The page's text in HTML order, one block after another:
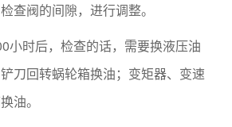
查阀的间隙，进行调整。
小时后，检查的话，需要换液压油
刀回转蜗轮箱换油；变矩器、变速
油。